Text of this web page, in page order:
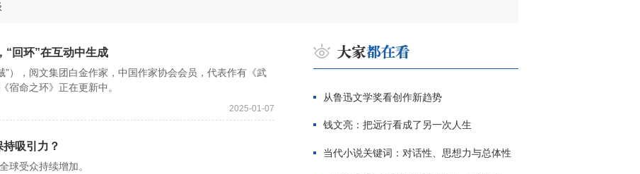
“回环”在互动中生成
，阅文集团白金作家，中国作家协会会员，代表作有《武
宿命之环》正在更新中。
2025-01-07
吸引力？
受众持续增加。
从鲁迅文学奖看创作新趋势
钱文亮：把远行看成了另一次人生
当代小说关键词：对话性、思想力与总体性